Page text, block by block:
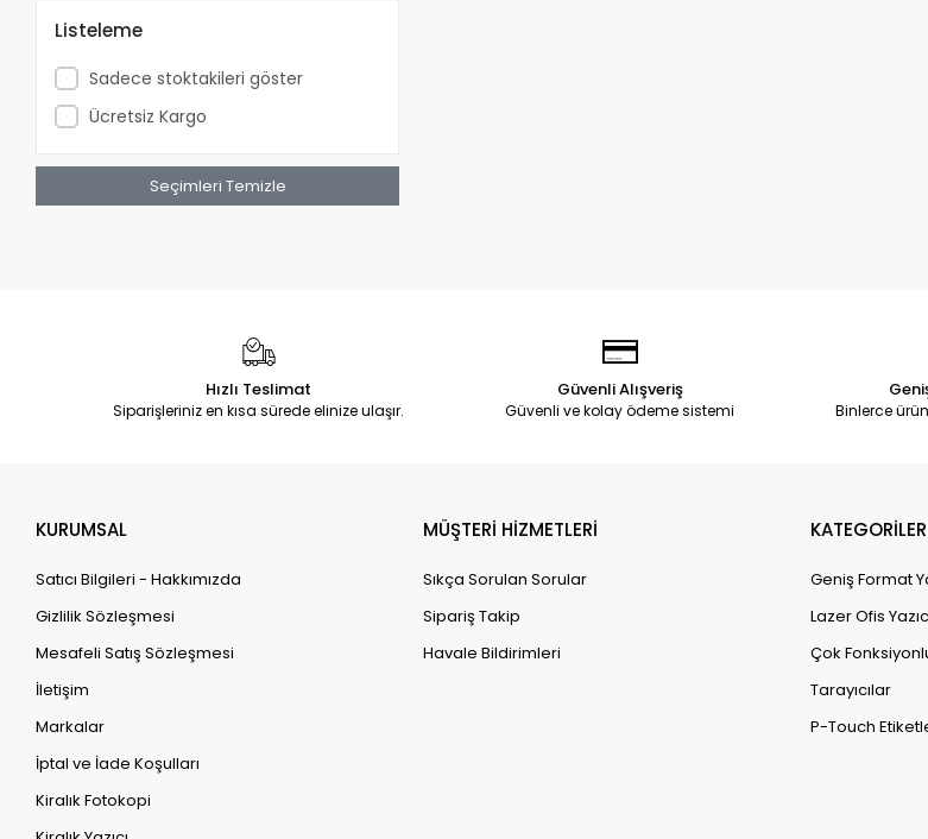
Listeleme
Sadece stoktakileri göster
Ücretsiz Kargo
Seçimleri Temizle
Hızlı Teslimat
Siparişleriniz en kısa sürede elinize ulaşır.
Güvenli Alışveriş
Güvenli ve kolay ödeme sistemi Binlerce
KURUMSAL
Satıcı Bilgileri - Hakkımızda
Gizlilik Sözleşmesi
Mesafeli Satış Sözleşmesi
İletişim
Markalar
İptal ve İade Koşulları
Kiralık Fotokopi
MÜŞTERİ HİZMETLERİ
Sıkça Sorulan Sorular
Sipariş Takip
Havale Bildirimleri
KATEGORİLER
Geniş Format
Lazer Ofis
Çok
Tarayıcılar
P-Touch